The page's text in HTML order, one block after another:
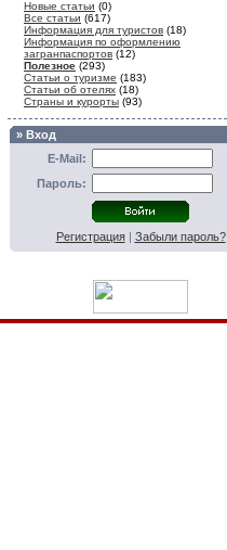
Новые статьи (0)
Все статьи (617)
Информация для туристов (18)
Информация по оформлению
загранпаспортов (12)
Полезное (293)
Статьи о туризме (183)
Статьи об отелях (18)
Страны и курорты (93)
» Вход
E-Mail:
Пароль:
Регистрация| Забыли пароль?